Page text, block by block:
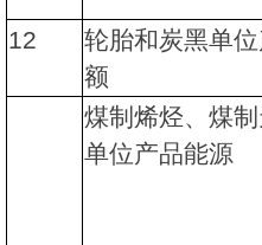
12
轮胎和炭黑单
额
煤制烯烃、煤
单位产
消耗